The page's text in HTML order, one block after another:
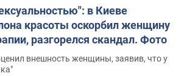
в Киеве
красоты оскорбил женщину
разгорелся скандал. Фото
внешность женщины, заявив, что у